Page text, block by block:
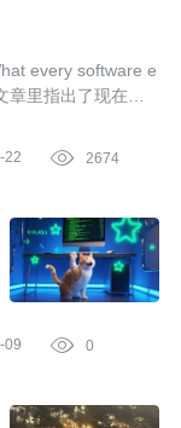
every software e
里指出了现在一
以及技术发展趋
决、人类使用方式
多年前，我曾经想
文课题，后来琢磨
文章），所以切换
中有点小遗憾，毕
需要了解的搜索引
22  2674
09  0